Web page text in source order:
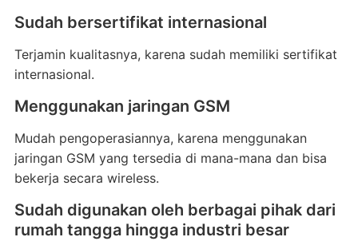
Sudah bersertifikat internasional
Terjamin kualitasnya, karena sudah memiliki sertifikat
internasional.
Menggunakan jaringan GSM
Mudah pengoperasiannya, karena menggunakan
jaringan GSM yang tersedia di mana-mana dan bisa
bekerja secara wireless.
Sudah digunakan oleh berbagai pihak dari
rumah tangga hingga industri besar